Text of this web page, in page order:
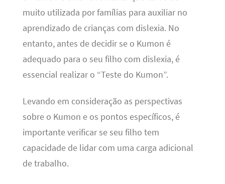
muito utilizada por famílias para auxiliar no
aprendizado de crianças com dislexia. No
entanto, antes de decidir se o Kumon é
adequado para o seu filho com dislexia, é
essencial realizar o “Teste do Kumon”.
Levando em consideração as perspectivas
sobre o Kumon e os pontos específicos, é
importante verificar se seu filho tem
capacidade de lidar com uma carga adicional
de trabalho.